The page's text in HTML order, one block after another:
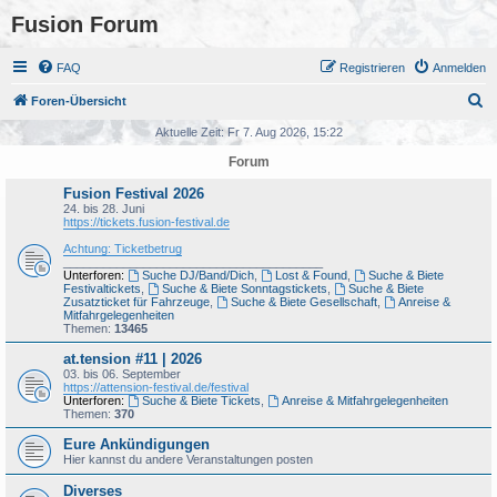
Fusion Forum
FAQ Anmelden
Registrieren
Foren-Übersicht
Aktuelle Zeit: Fr 7. Aug 2026, 15:22
Forum
Fusion Festival 2026
24. bis 28. Juni
https://tickets.fusion-festival.de
Achtung: Ticketbetrug
Unterforen:
Suche DJ/Band/Dich, Lost & Found,
Suche & Biete
Festivaltickets
Suche & Biete Sonntagstickets
Suche & Biete
Zusatzticket für Fahrzeuge
Suche & Biete Gesellschaft,
Anreise &
Mitfahrgelegenheiten
Themen: 13465
at.tension #11 | 2026
03. bis 06. September
https://attension-festival.de/festival
Unterforen:
Suche & Biete Tickets
Anreise & Mitfahrgelegenheiten
Themen: 370
Eure Ankündigungen
Hier kannst du andere Veranstaltungen posten
Diverses